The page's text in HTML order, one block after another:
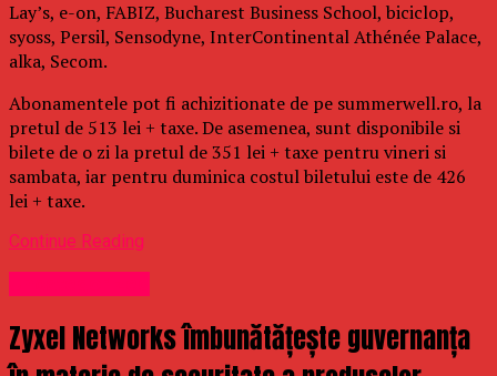
Lay’s, e-on, FABIZ, Bucharest Business School, biciclop,
syoss, Persil, Sensodyne, InterContinental Athénée Palace,
alka, Secom.
Abonamentele pot fi achizitionate de pe summerwell.ro, la
pretul de 513 lei + taxe. De asemenea, sunt disponibile si
bilete de o zi la pretul de 351 lei + taxe pentru vineri si
sambata, iar pentru duminica costul biletului este de 426
lei + taxe.
Continue Reading
Zyxel Networks îmbunătățește guvernanța